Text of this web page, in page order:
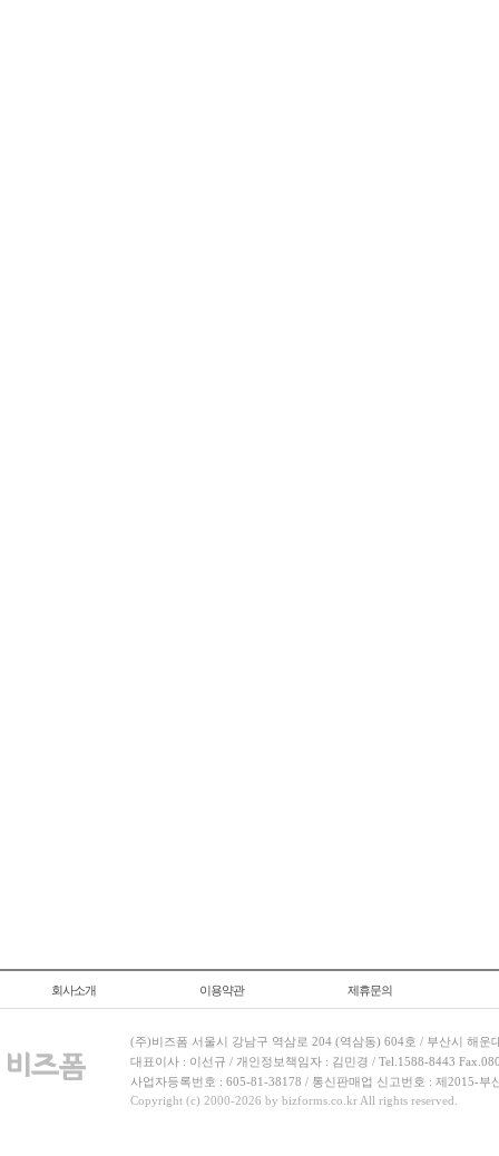
회사소개 이용약관 제휴문의
(주)비즈폼 서울시 강남구 역삼로 204 (역삼동) 604호 / 부산시 해운
대표이사 : 이선규 / 개인정보책임자 : 김민경 / Tel.1588-8443
사업자등록번호 : 605-81-38178 / 통신판매업 신고번호 : 제2015-부
Copyright (c) 2000-2026 by bizforms.co.kr All rights reserved.